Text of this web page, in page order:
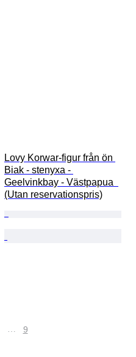
Lovy Korwar-figur från ön
Biak - stenyxa -
Geelvinkbay - Västpapua
(Utan reservationspris)
… 9